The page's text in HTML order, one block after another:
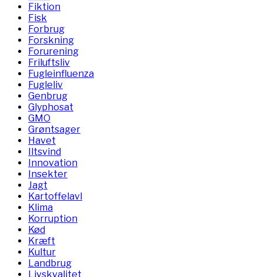
Fiktion
Fisk
Forbrug
Forskning
Forurening
Friluftsliv
Fugleinfluenza
Fugleliv
Genbrug
Glyphosat
GMO
Grøntsager
Havet
Iltsvind
Innovation
Insekter
Jagt
Kartoffelavl
Klima
Korruption
Kød
Kræft
Kultur
Landbrug
Livskvalitet